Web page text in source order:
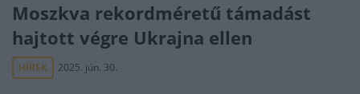
Moszkva rekordméretű támadást
hajtott végre Ukrajna ellen
HÍREK 2025. jún. 30.